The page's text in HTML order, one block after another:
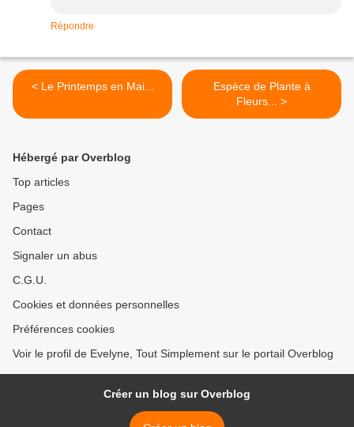
Répondre
< Le Printemps en Mai...
Espèce de Plante à
Fleurs... >
Hébergé par Overblog
Top articles
Pages
Contact
Signaler un abus
C.G.U.
Cookies et données personnelles
Préférences cookies
Voir le profil de Evelyne, Tout Simplement sur le portail Overblog
Créer un blog sur Overblog